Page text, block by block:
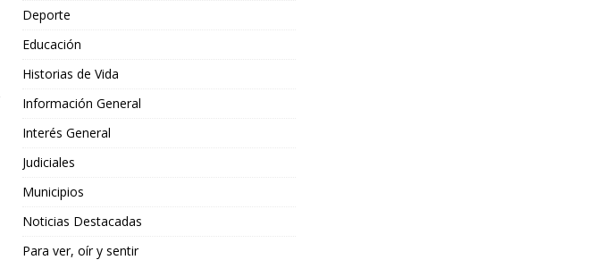
Deporte
Educación
Historias de Vida
Información General
Interés General
Judiciales
Municipios
Noticias Destacadas
Para ver, oír y sentir